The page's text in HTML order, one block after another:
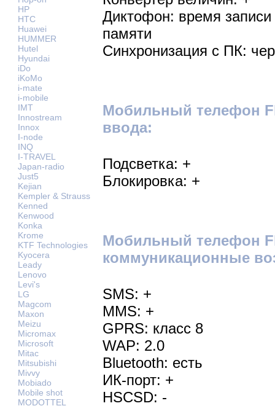
HP
HTC
Huawei
HUMMER
Hutel
Hyundai
iDo
iKoMo
i-mate
i-mobile
IMT
Innostream
Innox
I-node
INQ
I-TRAVEL
Japan-radio
Just5
Kejian
Kempler & Strauss
Kenned
Kenwood
Konka
Krome
KTF Technologies
Kyocera
Leady
Lenovo
Levi's
LG
Magcom
Maxon
Meizu
Micromax
Microsoft
Mitac
Mitsubishi
Mivvy
Mobiado
Mobile shot
MODOTTEL
Диктофон: время записи
памяти
Синхронизация с ПК:
Мобильный телефон
ввода:
Подсветка: +
Блокировка: +
Мобильный телефон
коммуникационные
SMS: +
MMS: +
GPRS: класс 8
WAP: 2.0
Bluetooth: есть
ИК-порт: +
HSCSD: -